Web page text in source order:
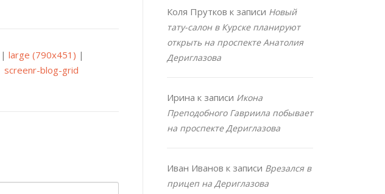
| large (790x451) |
screenr-blog-grid
Коля Прутков к записи Новый
тату-салон в Курске планируют
открыть на проспекте Анатолия
Дериглазова
Ирина к записи Икона
Преподобного Гавриила побывает
на проспекте Дериглазова
Иван Иванов к записи Врезался в
прицеп на Дериглазова